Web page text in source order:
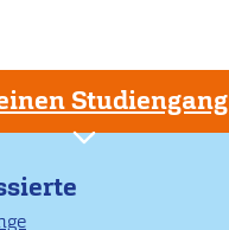
Studiengang